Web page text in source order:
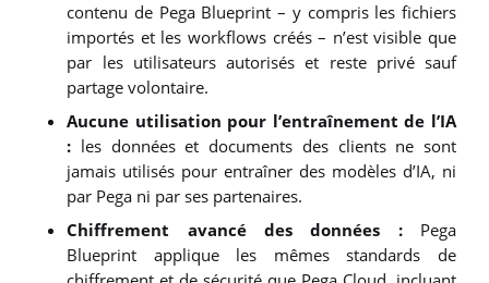
contenu de Pega Blueprint – y compris les fichiers
importés et les workflows créés – n’est visible que
par les utilisateurs autorisés et reste privé sauf
partage volontaire.
Aucune utilisation pour l’entraînement de l’IA
: les données et documents des clients ne sont
jamais utilisés pour entraîner des modèles d’IA, ni
par Pega ni par ses partenaires.
Chiffrement avancé des données :Pega
Blueprint applique les mêmes standards de